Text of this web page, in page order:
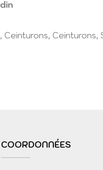
, Ceinturons, Ceinturons,
COORDONNÉES